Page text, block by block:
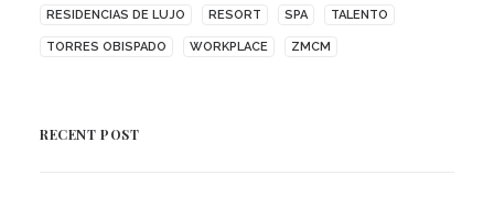
RESIDENCIAS DE LUJO RESORT SPA TALENTO
TORRES OBISPADO WORKPLACE ZMCM
RECENT POST